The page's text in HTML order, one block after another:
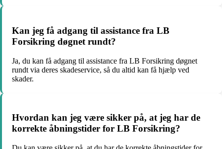
Kan jeg få adgang til assistance fra LB
Forsikring døgnet rundt?
Ja, du kan få adgang til assistance fra LB Forsikring døgnet
rundt via deres skadeservice, så du altid kan få hjælp ved
skader.
Hvordan kan jeg være sikker på, at jeg har de
korrekte åbningstider for LB Forsikring?